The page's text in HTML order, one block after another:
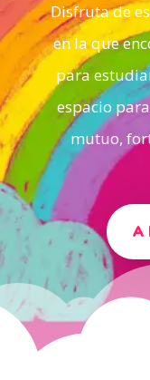
Disfruta de
en la que
para
espacio
mutuo,